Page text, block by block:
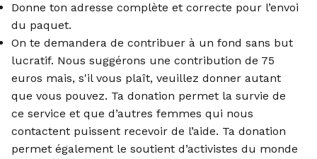
Donne ton adresse complète et correcte pour l’envoi
du paquet.
On te demandera de contribuer à un fond sans but
lucratif. Nous suggérons une contribution de 75
euros mais, s'il vous plaît, veuillez donner autant
que vous pouvez. Ta donation permet la survie de
ce service et que d’autres femmes qui nous
contactent puissent recevoir de l’aide. Ta donation
permet également le soutient d’activistes du monde